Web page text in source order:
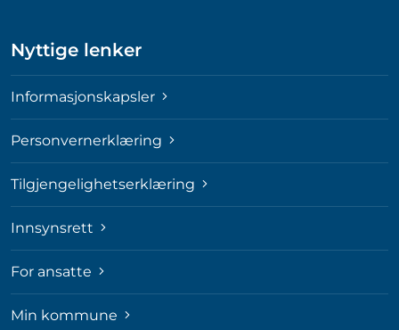
Nyttige lenker
Informasjonskapsler
Personvernerklæring
Tilgjengelighetserklæring
Innsynsrett
For ansatte
Min kommune